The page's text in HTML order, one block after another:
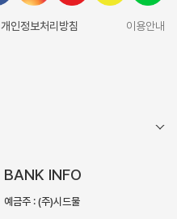
개인정보처리방침
이용안내
BANK INFO
예금주 : (주)시드물